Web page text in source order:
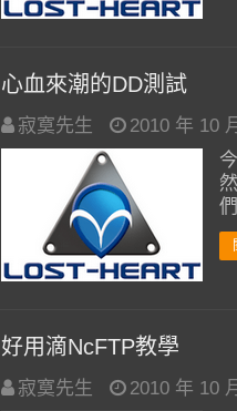
心血來潮的DD測試
寂寞先生 2010 年 10
好用滴NcFTP教學
寂寞先生 2010 年 10